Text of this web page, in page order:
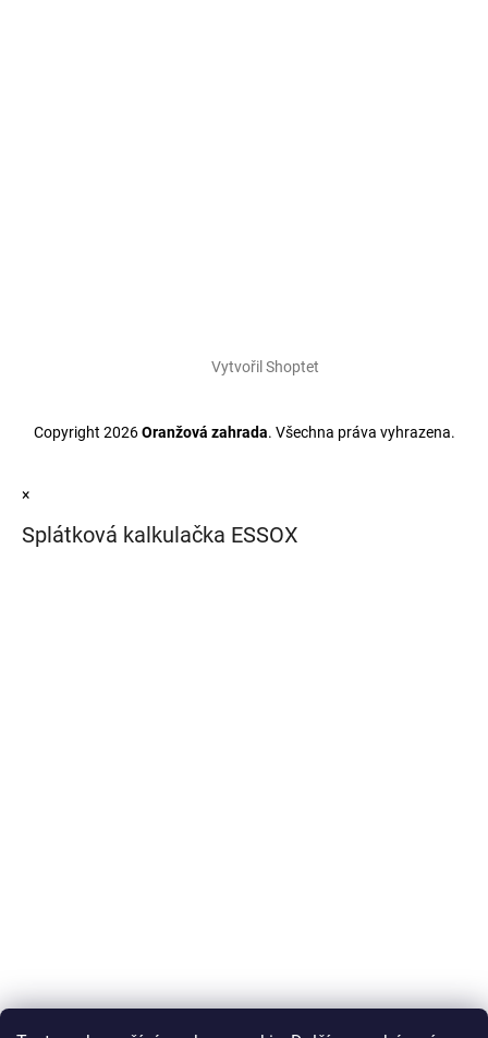
Vytvořil Shoptet
Copyright 2026Oranžová zahrada. Všechna práva vyhrazena.
×
Splátková kalkulačka ESSOX